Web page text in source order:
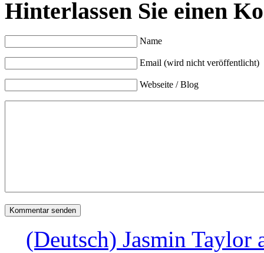
Hinterlassen Sie einen
Name
Email (wird nicht veröffentlicht)
Webseite / Blog
(Deutsch) Jasmin Taylor